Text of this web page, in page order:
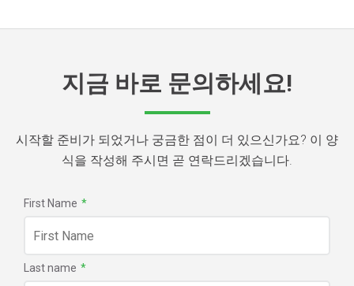
지금 바로 문의하세요!
시작할 준비가 되었거나 궁금한 점이 더 있으신가요? 이 양
식을 작성해 주시면 곧 연락드리겠습니다.
First Name *
Last name *